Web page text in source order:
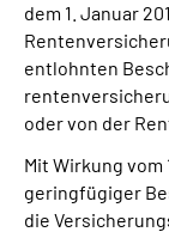
dem 1. Januar
entlohnten
oder von der
Mit Wirkung vom
geringfügiger
die